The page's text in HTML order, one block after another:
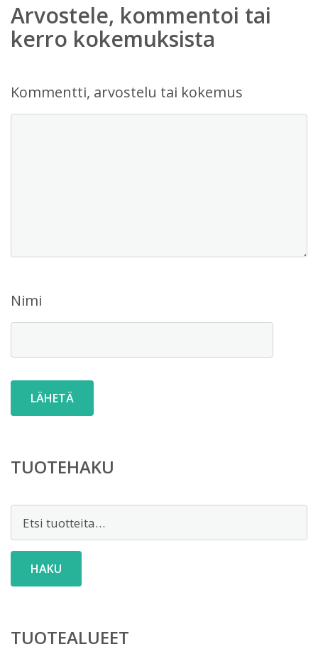
Arvostele, kommentoi tai
kerro kokemuksista
Kommentti, arvostelu tai kokemus
Nimi
TUOTEHAKU
HAKU
TUOTEALUEET